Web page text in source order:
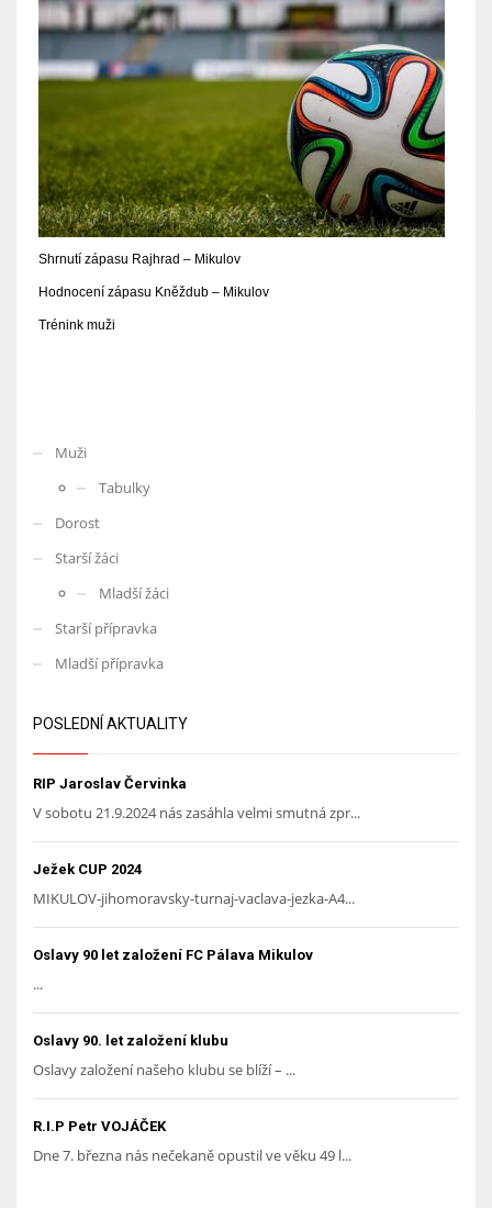
Shrnutí zápasu Rajhrad – Mikulov
Hodnocení zápasu Kněždub – Mikulov
Trénink muži
Muži
Tabulky
Dorost
Starší žáci
Mladší žáci
Starší přípravka
Mladší přípravka
POSLEDNÍ AKTUALITY
RIP Jaroslav Červinka
V sobotu 21.9.2024 nás zasáhla velmi smutná zpr...
Ježek CUP 2024
MIKULOV-jihomoravsky-turnaj-vaclava-jezka-A4...
Oslavy 90 let založení FC Pálava Mikulov
...
Oslavy 90. let založení klubu
Oslavy založení našeho klubu se blíží – ...
R.I.P Petr VOJÁČEK
Dne 7. března nás nečekaně opustil ve věku 49 l...